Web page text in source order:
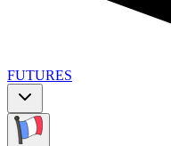
FUTURES